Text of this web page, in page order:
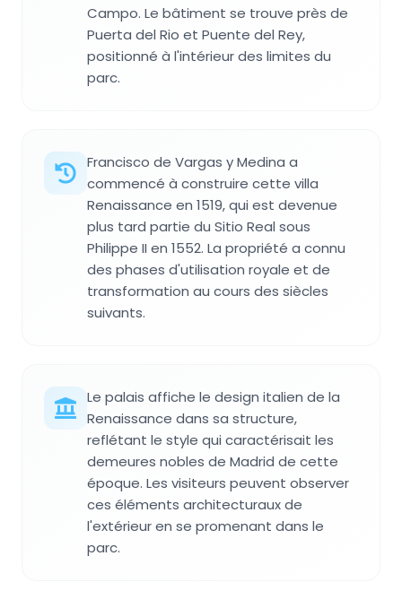
Campo. Le bâtiment se trouve près de
Puerta del Rio et Puente del Rey,
positionné à l'intérieur des limites du
parc.
Francisco de Vargas y Medina a
commencé à construire cette villa
Renaissance en 1519, qui est devenue
plus tard partie du Sitio Real sous
Philippe II en 1552. La propriété a connu
des phases d'utilisation royale et de
transformation au cours des siècles
suivants.
Le palais affiche le design italien de la
Renaissance dans sa structure,
reflétant le style qui caractérisait les
demeures nobles de Madrid de cette
époque. Les visiteurs peuvent observer
ces éléments architecturaux de
l'extérieur en se promenant dans le
parc.